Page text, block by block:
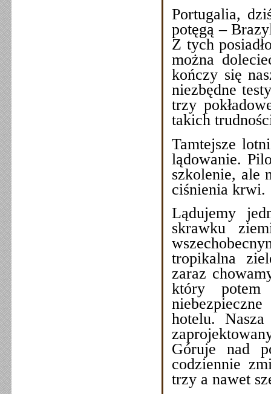
Portugalia,
potęgą –
Z tych
można
kończy się
niezbędne
trzy
takich
Tamtejsze
lądowanie.
szkolenie, ale
ciśnienia krwi.
Lądujemy
skrawku
tropikalna
zaraz
który potem
hotelu.
Góruje nad
codziennie
trzy a nawet